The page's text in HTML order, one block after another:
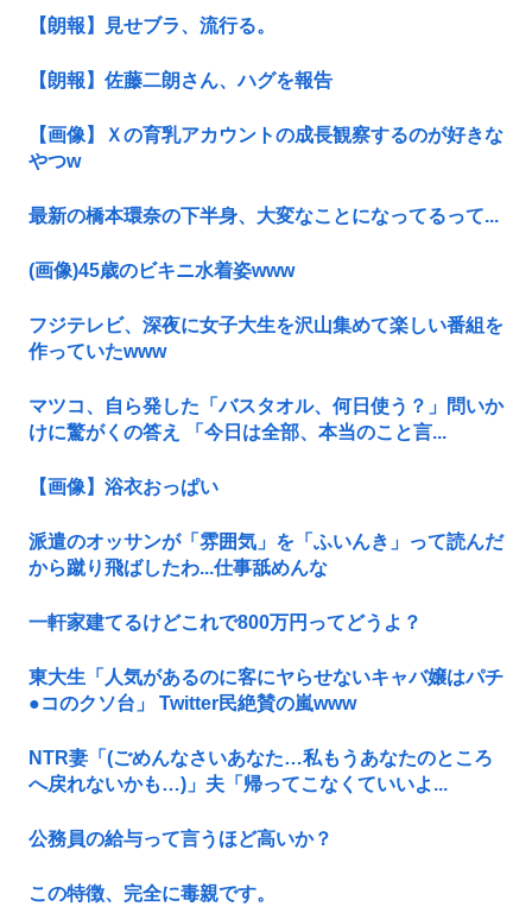
【朗報】見せブラ、流行る。
【朗報】佐藤二朗さん、ハグを報告
【画像】Ｘの育乳アカウントの成長観察するのが好きな
やつw
最新の橋本環奈の下半身、大変なことになってるって...
(画像)45歳のビキニ水着姿www
フジテレビ、深夜に女子大生を沢山集めて楽しい番組を
作っていたwww
マツコ、自ら発した「バスタオル、何日使う？」問いか
けに驚がくの答え 「今日は全部、本当のこと言...
【画像】浴衣おっぱい
派遣のオッサンが「雰囲気」を「ふいんき」って読んだ
から蹴り飛ばしたわ...仕事舐めんな
一軒家建てるけどこれで800万円ってどうよ？
東大生「人気があるのに客にヤらせないキャバ嬢はパチ
●コのクソ台」 Twitter民絶賛の嵐www
NTR妻「(ごめんなさいあなた…私もうあなたのところ
へ戻れないかも…)」夫「帰ってこなくていいよ...
公務員の給与って言うほど高いか？
この特徴、完全に毒親です。